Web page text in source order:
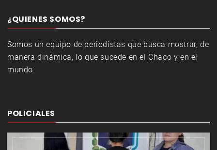
¿QUIENES SOMOS?
Somos un equipo de periodistas que busca mostrar, de
manera dinámica, lo que sucede en el Chaco y en el
mundo.
POLICIALES